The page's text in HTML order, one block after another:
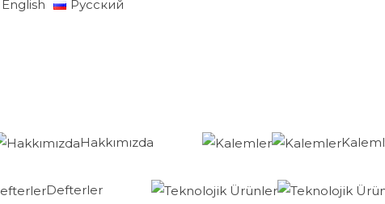
English Русский
Hakkımızda
Defterler